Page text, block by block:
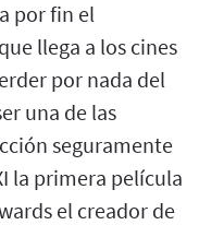
por fin el
llega a los cines
por nada del
una de las
seguramente
la primera película
el creador de